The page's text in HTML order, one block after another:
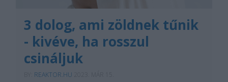
3 dolog, ami zöldnek tűnik
- kivéve, ha rosszul
csináljuk
REAKTOR.HU